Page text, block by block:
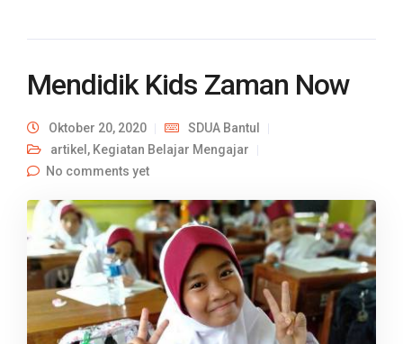
Mendidik Kids Zaman Now
Oktober 20, 2020
SDUA Bantul
artikel , Kegiatan Belajar Mengajar
No comments yet